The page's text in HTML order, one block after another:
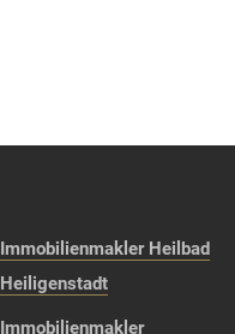
Immobilienmakler Heilbad
Heiligenstadt
Immobilienmakler